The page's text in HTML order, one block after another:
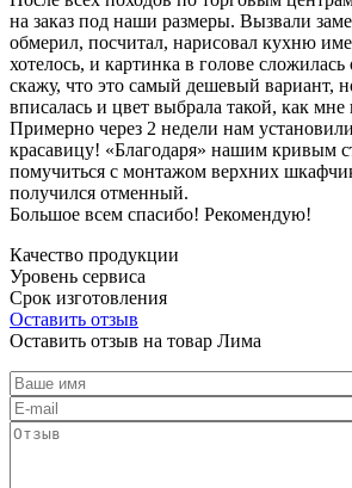
на заказ под наши размеры. Вызвали
обмерил, посчитал, нарисовал кухню
хотелось, и картинка в голове
скажу, что это самый дешевый вариант,
вписалась и цвет выбрала такой, как мне
Примерно через 2 недели нам
красавицу! «Благодаря» нашим кривым
помучиться с монтажом верхних
получился отменный.
Большое всем спасибо! Рекомендую!
Качество продукции
Уровень сервиса
Срок изготовления
Оставить отзыв
Оставить отзыв на товар Лима